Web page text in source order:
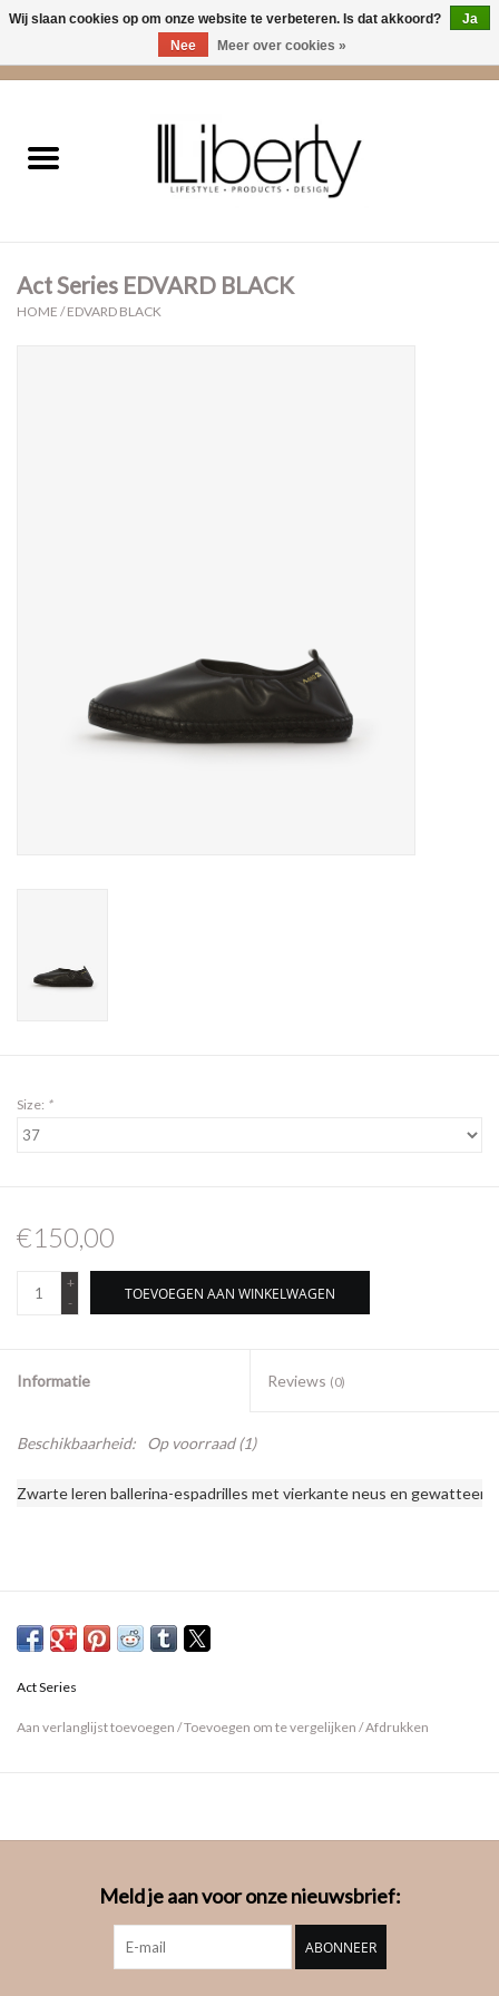
Kleding
Cadeaus
Act Series EDVARD BLACK
HOME /EDVARD BLACK
Size: *
€150,00
+
-
TOEVOEGEN AAN WINKELWAGEN
Informatie Reviews (0)
Beschikbaarheid: Op voorraad(1)
Zwarte leren ballerina-espadrilles met vierkante neus en
Act Series
Aan verlanglijst toevoegen /Toevoegen om te vergelijken /Afdrukken
Meld je aan voor onze nieuwsbrief:
ABONNEER
Wij slaan cookies op om onze website te verbeteren. Is dat akkoord?
Ja
Nee
Meer over cookies »